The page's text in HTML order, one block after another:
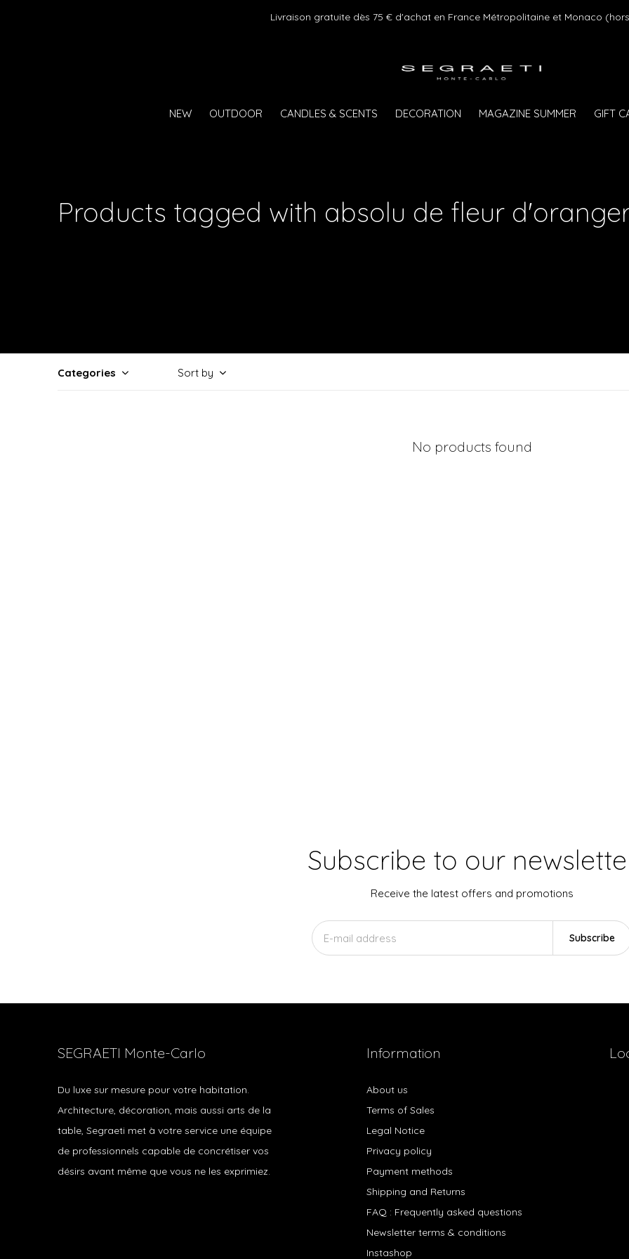
NEW OUTDOOR CANDLES & SCENTS DECORATION MAGAZINE SUMMER GIFT
Livraison gratuite dès 75 € d'achat en France Métropolitaine et Monaco
Products tagged with absolu de fleur
Categories Sort by
No products found
Subscribe to our
Receive the latest offers and promotions
Subscribe
SEGRAETI Monte-Carlo
Du luxe sur mesure pour votre habitation.
Architecture, décoration, mais aussi arts de la
table, Segraeti met à votre service une équipe
de professionnels capable de concrétiser vos
désirs avant même que vous ne les exprimiez.
Information
About us
Terms of Sales
Legal Notice
Privacy policy
Payment methods
Shipping and Returns
FAQ : Frequently asked questions
Newsletter terms & conditions
Instashop